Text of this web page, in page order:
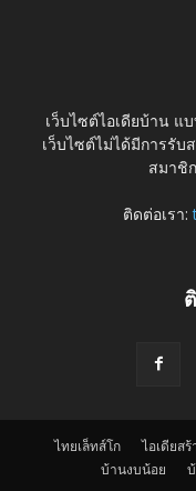
เว็บไซต์ไอเดียบ้าน
เว็บไซต์ไม่ได้มีการรับ
สมาชิ
ติดต่อเรา:
ไทยเล็ทส์โก ไอเดียส
บ้านงบน้อย